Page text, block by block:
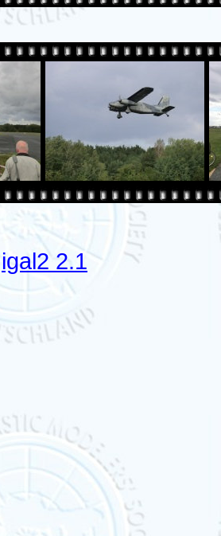
igal2 2.1